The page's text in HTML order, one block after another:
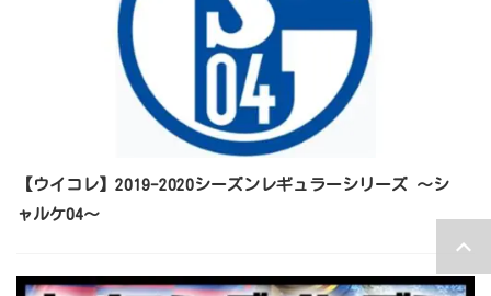
【ウイコレ】2019-2020シーズンレギュラーシリーズ ～シ
ャルケ04～